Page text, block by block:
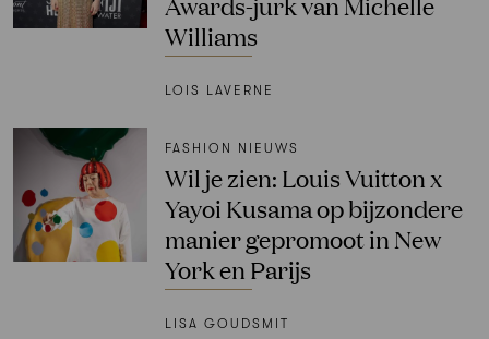
Williams
LOIS LAVERNE
FASHION NIEUWS
Wil je zien: Louis Vuitton x
Yayoi Kusama op bijzondere
manier gepromoot in New
York en Parijs
LISA GOUDSMIT